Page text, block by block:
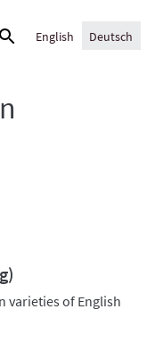
English Deutsch
varieties of English